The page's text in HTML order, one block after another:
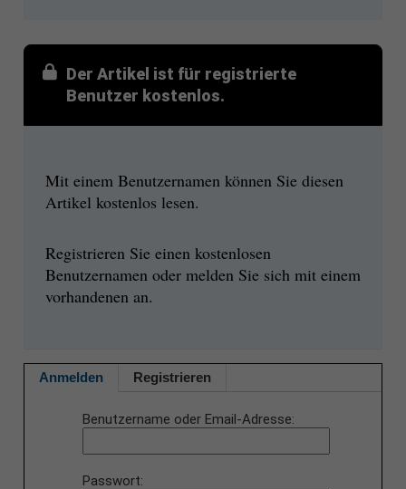
Der Artikel ist für registrierte
Benutzer kostenlos.
Mit einem Benutzernamen können Sie diesen
Artikel kostenlos lesen.
Registrieren Sie einen kostenlosen
Benutzernamen oder melden Sie sich mit einem
vorhandenen an.
Anmelden Registrieren
Benutzername oder Email-Adresse
Passwort